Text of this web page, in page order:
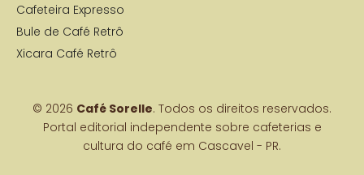
Cafeteira Expresso
Bule de Café Retrô
Xicara Café Retrô
© 2026 Café Sorelle. Todos os direitos reservados.
Portal editorial independente sobre cafeterias e
cultura do café em Cascavel - PR.